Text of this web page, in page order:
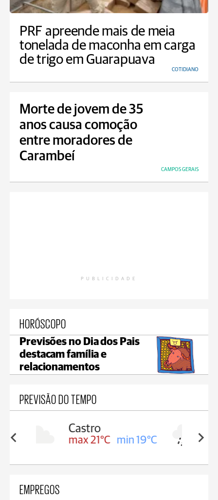
PRF apreende mais de meia
tonelada de maconha em carga
de trigo em Guarapuava
COTIDIANO
Morte de jovem de 35
anos causa comoção
entre moradores de
Carambeí
CAMPOS GERAIS
PUBLICIDADE
HORÓSCOPO
Previsões no Dia dos Pais
destacam família e
relacionamentos
PREVISÃO DO TEMPO
19°C
Carambeí
max 20°C min 19°C
EMPREGOS